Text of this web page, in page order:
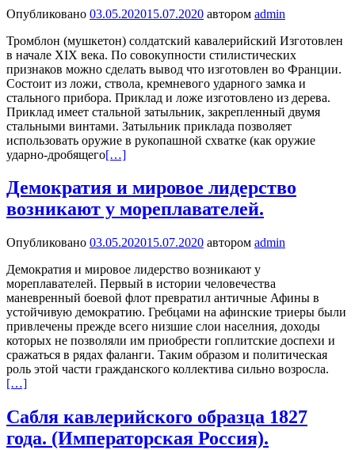
Опубликовано 03.05.202015.07.2020 автором admin
Тромблон (мушкетон) солдатский кавалерийский Изготовлен
в начале XIX века. По совокупности стилистических
признаков можно сделать вывод что изготовлен во Франции.
Состоит из ложи, ствола, кремневого ударного замка и
стального прибора. Приклад и ложе изготовлено из дерева.
Приклад имеет стальной затыльник, закрепленный двумя
стальными винтами. Затыльник приклада позволяет
использовать оружие в рукопашной схватке (как оружие
ударно-дробящего[…]
Демократия и мировое лидерство
возникают у мореплавателей.
Опубликовано 03.05.202015.07.2020 автором admin
Демократия и мировое лидерство возникают у
мореплавателей. Первый в истории человечества
маневренный боевой флот превратил античные Афины в
устойчивую демократию. Гребцами на афинские триеры были
привлечены прежде всего низшие слои населния, доходы
которых не позволяли им приобрести гоплитские доспехи и
сражаться в рядах фаланги. Таким образом и политическая
роль этой части гражданского коллектива сильно возросла.
[…]
Сабля кавлерийского образца 1827
года. (Императорская Россия).